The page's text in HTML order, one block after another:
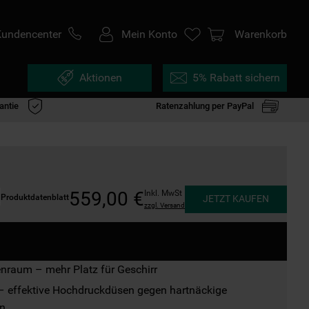
Mein Konto Warenkorb
Aktionen 5% Rabatt sichern
Ratenzahlung per PayPal
Produktdatenblatt559,00 € Inkl. MwSt
zzgl. Versand
JETZT KAUFEN
– mehr Platz für Geschirr
effektive Hochdruckdüsen gegen hartnäckige